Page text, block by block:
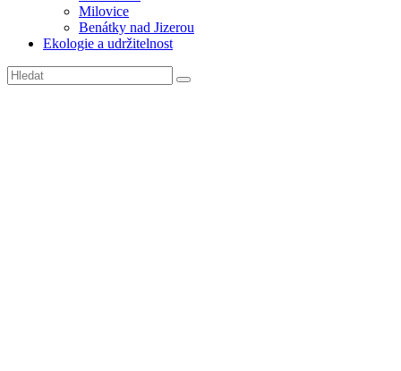
Milovice
Benátky nad Jizerou
Ekologie a udržitelnost